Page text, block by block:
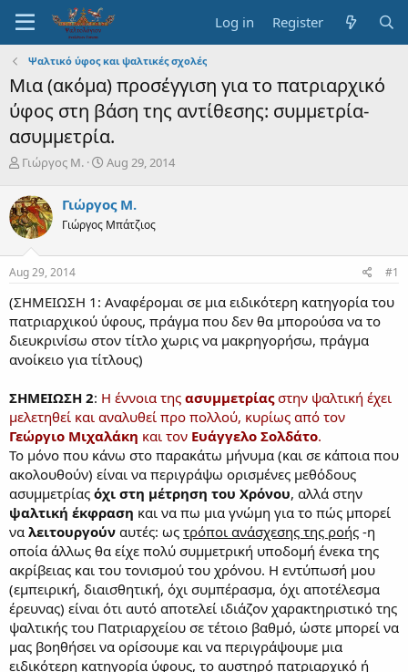
Log in Register
Ψαλτικό ύφος και ψαλτικές σχολές
Μια (ακόμα) προσέγγιση για το πατριαρχικό
ύφος στη βάση της αντίθεσης: συμμετρία-
ασυμμετρία.
T
r
e
a
d
s
t
r
t
e
r
Γιώργος Μ.
S
r
t
a
Aug 29, 2014
Γιώργος Μ.
Γιώργος Μπάτζιος
Aug 29, 2014 #1
(ΣΗΜΕΙΩΣΗ 1: Αναφέρομαι σε μια ειδικότερη κατηγορία του
πατριαρχικού ύφους, πράγμα που δεν θα μπορούσα να το
διευκρινίσω στον τίτλο χωρις να μακρηγορήσω, πράγμα
ανοίκειο για τίτλους)
ΣΗΜΕΙΩΣΗ 2: Η έννοια της ασυμμετρίαςστην ψαλτική έχει
μελετηθεί και αναλυθεί προ πολλού, κυρίως από τον
Γεώργιο Μιχαλάκη και τον Ευάγγελο Σολδάτο.
Το μόνο που κάνω στο παρακάτω μήνυμα (και σε κάποια που
ακολουθούν) είναι να περιγράψω ορισμένες μεθόδους
ασυμμετρίας όχι στη μέτρηση του Χρόνου, αλλά στην
ψαλτική έκφραση και να πω μια γνώμη για το πώς μπορεί
να λειτουργούν αυτές: ως τρόποι ανάσχεσης της ροής -η
οποία άλλως θα είχε πολύ συμμετρική υποδομή ένεκα της
ακρίβειας και του τονισμού του χρόνου. Η εντύπωσή μου
(εμπειρική, διαισθητική, όχι συμπέρασμα, όχι αποτέλεσμα
έρευνας) είναι ότι αυτό αποτελεί ιδιάζον χαρακτηριστικό της
ψαλτικής του Πατριαρχείου σε τέτοιο βαθμό, ώστε μπορεί να
μας βοηθήσει να ορίσουμε και να περιγράψουμε μια
ειδικότερη κατηγορία ύφους, το αυστηρό πατριαρχικό ή